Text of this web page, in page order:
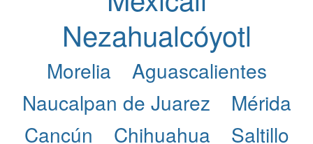
Nezahualcóyotl
Morelia
Aguascalientes
Naucalpan de Juarez
Mérida
Cancún
Chihuahua
Saltillo